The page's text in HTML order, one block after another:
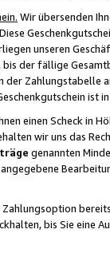
Wir übersenden
unseren
bis der fällige
der
ist
einen Scheck in
wir uns das
genannten
angegebene
bis Sie